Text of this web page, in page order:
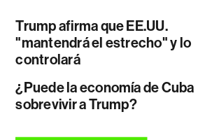
Trump afirma que EE.UU.
"mantendrá el estrecho" y lo
controlará
¿Puede la economía de Cuba
sobrevivir a Trump?